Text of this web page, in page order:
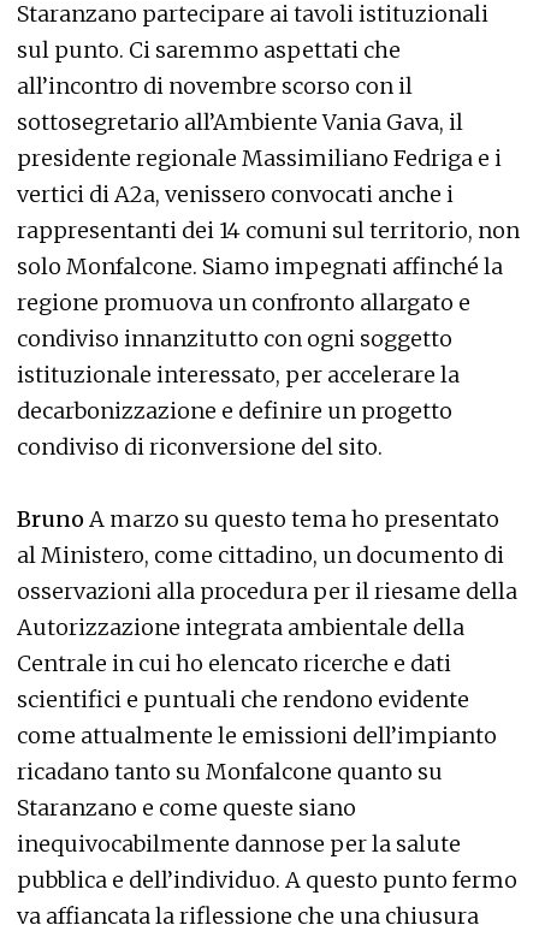
Staranzano partecipare ai tavoli istituzionali
sul punto. Ci saremmo aspettati che
all’incontro di novembre scorso con il
sottosegretario all’Ambiente Vania Gava, il
presidente regionale Massimiliano Fedriga e i
vertici di A2a, venissero convocati anche i
rappresentanti dei 14 comuni sul territorio, non
solo Monfalcone. Siamo impegnati affinché la
regione promuova un confronto allargato e
condiviso innanzitutto con ogni soggetto
istituzionale interessato, per accelerare la
decarbonizzazione e definire un progetto
condiviso di riconversione del sito.
Bruno A marzo su questo tema ho presentato
al Ministero, come cittadino, un documento di
osservazioni alla procedura per il riesame della
Autorizzazione integrata ambientale della
Centrale in cui ho elencato ricerche e dati
scientifici e puntuali che rendono evidente
come attualmente le emissioni dell’impianto
ricadano tanto su Monfalcone quanto su
Staranzano e come queste siano
inequivocabilmente dannose per la salute
pubblica e dell’individuo. A questo punto fermo
va affiancata la riflessione che una chiusura